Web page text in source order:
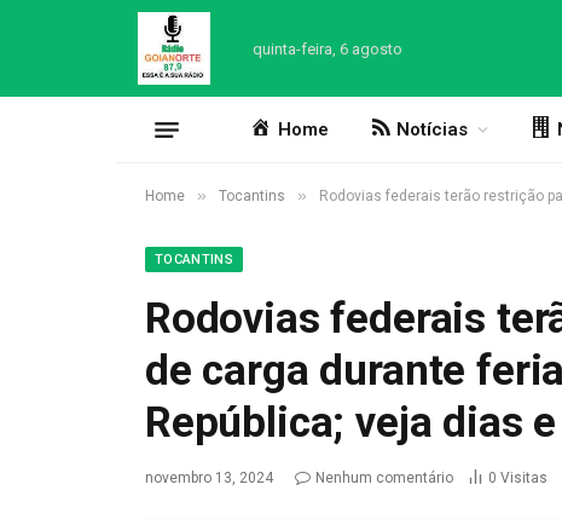
quinta-feira, 6 agosto
Home Notícias
Home » Tocantins » Rodovias federais terão restrição
TOCANTINS
Rodovias federais
de carga durante
República; veja dias
novembro 13, 2024 Nenhum comentário 0 Visitas